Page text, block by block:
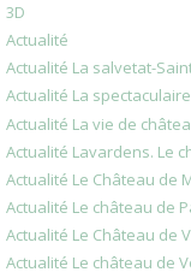
3D
Actualité
Actualité La salvetat-
Actualité La
Actualité La vie de
Actualité Lavardens. Le
Actualité Le Château de
Actualité Le château de
Actualité Le Château de
Actualité Le château de